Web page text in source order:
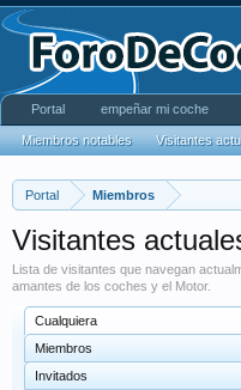
Portal Miembros
Visitantes
Lista de visitantes que navegan
amantes de los coches y el Motor.
Cualquiera
Miembros
Invitados
Portal empeñar mi coche
Miembros notables Visitantes